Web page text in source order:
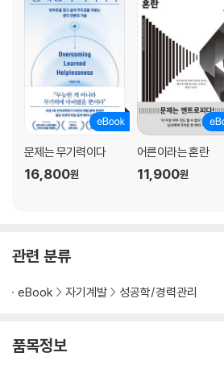
그녀의 사인(死因)은 ‘절망’
자포자기의 이유
할 수 없다고 믿으면 진짜 할 수 없다
예측할 수 없으면 진짜 무기력해진다
3. 스트레스와 번아웃이 업무 무기력으로
하얗게 불태운 당신, 무기력을 조심하라
일중독일수록 무기력에 빠지기 쉽다
과도한 스트레스가 업무 무기력으로
의존적인 성향과 강박적인 성격이 무기력을 부
1. 동기: 당신의 천직을 찾아라
생을 불태울 연료가 담긴 연료통
문제는 무기력이다
16,800원
어른이라는 혼란
11,900원
관련 분류
eBook 자기계발 성공학/경력관리
품목정보